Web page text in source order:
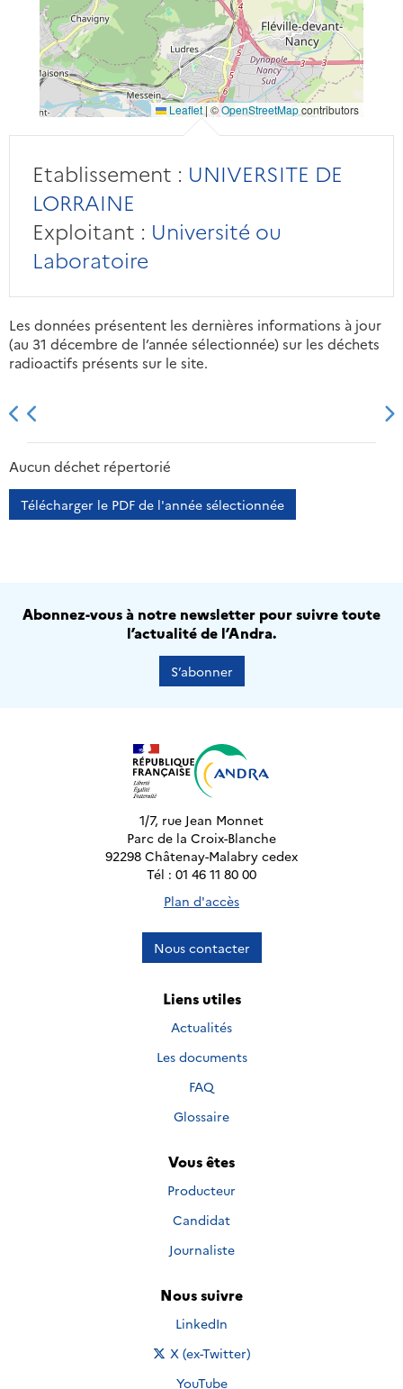
Leaflet | ©OpenStreetMapcontributors
Etablissement : UNIVERSITE DE
LORRAINE
Exploitant : Université ou
Laboratoire
Les données présentent les dernières informations à jour
(au 31 décembre de l’année sélectionnée) sur les déchets
radioactifs présents sur le site.
2013 2014
Aucun déchet répertorié
Télécharger le PDF de l'année sélectionnée
Abonnez-vous à notre newsletter pour suivre toute
l’actualité de l’Andra.
S’abonner
1/7, rue Jean Monnet
Parc de la Croix-Blanche
92298 Châtenay-Malabry cedex
Tél : 01 46 11 80 00
Plan d'accès
Nous contacter
Liens utiles
Actualités
Les documents
FAQ
Glossaire
Vous êtes
Producteur
Candidat
Journaliste
Nous suivre
Nous suivre sur
LinkedIn
Nous suivre sur
X (ex-Twitter)
Nous suivre sur
YouTube